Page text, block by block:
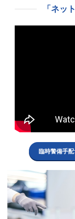
「ネッ
臨時警備手